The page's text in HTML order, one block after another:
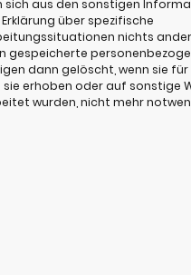
sich aus den sonstigen
über spezifische
nichts
gespeicherte
dann gelöscht, wenn sie für
sie erhoben oder auf sonstige
wurden, nicht mehr